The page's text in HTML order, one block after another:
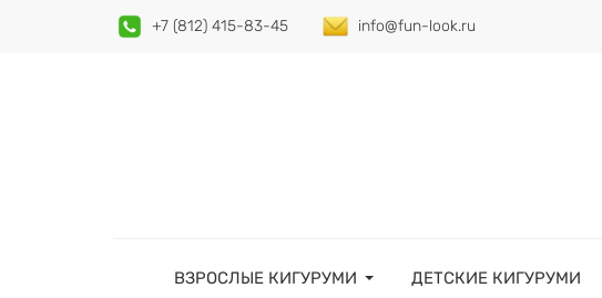
+7 (812) 415-83-45 info@fun-look.ru
ВЗРОСЛЫЕ КИГУРУМИ ДЕТСКИЕ КИГУРУМИ